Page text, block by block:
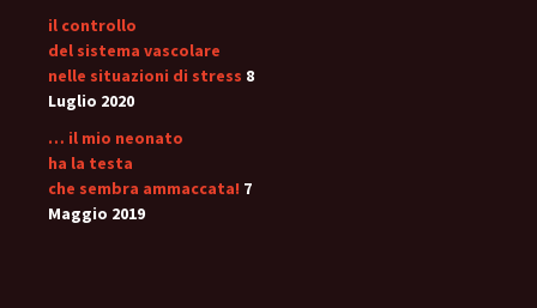
il controllo
del sistema vascolare
nelle situazioni di stress 8
Luglio 2020
… il mio neonato
ha la testa
che sembra ammaccata! 7
Maggio 2019